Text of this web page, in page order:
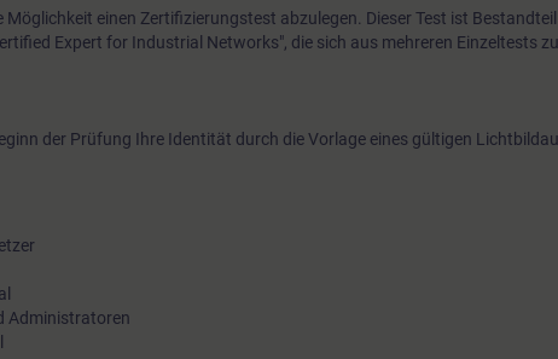
Möglichkeit einen Zertifizierungstest abzulegen. Dieser Test ist
Expert for Industrial Networks", die sich aus mehreren Einzeltests
der Prüfung Ihre Identität durch die Vorlage eines gültigen
Administratoren